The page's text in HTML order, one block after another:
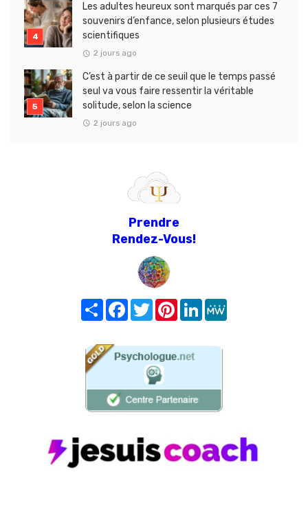
Les adultes heureux sont marqués par ces 7
souvenirs d’enfance, selon plusieurs études
scientifiques
2 jours ago
C’est à partir de ce seuil que le temps passé
seul va vous faire ressentir la véritable
solitude, selon la science
2 jours ago
Prendre
Rendez-Vous!
Share FacebookTwitterPinterest
LinkedIn